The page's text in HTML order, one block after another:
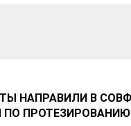
НАПРАВИЛИ В
ПРОТЕЗИРОВАНИЮ